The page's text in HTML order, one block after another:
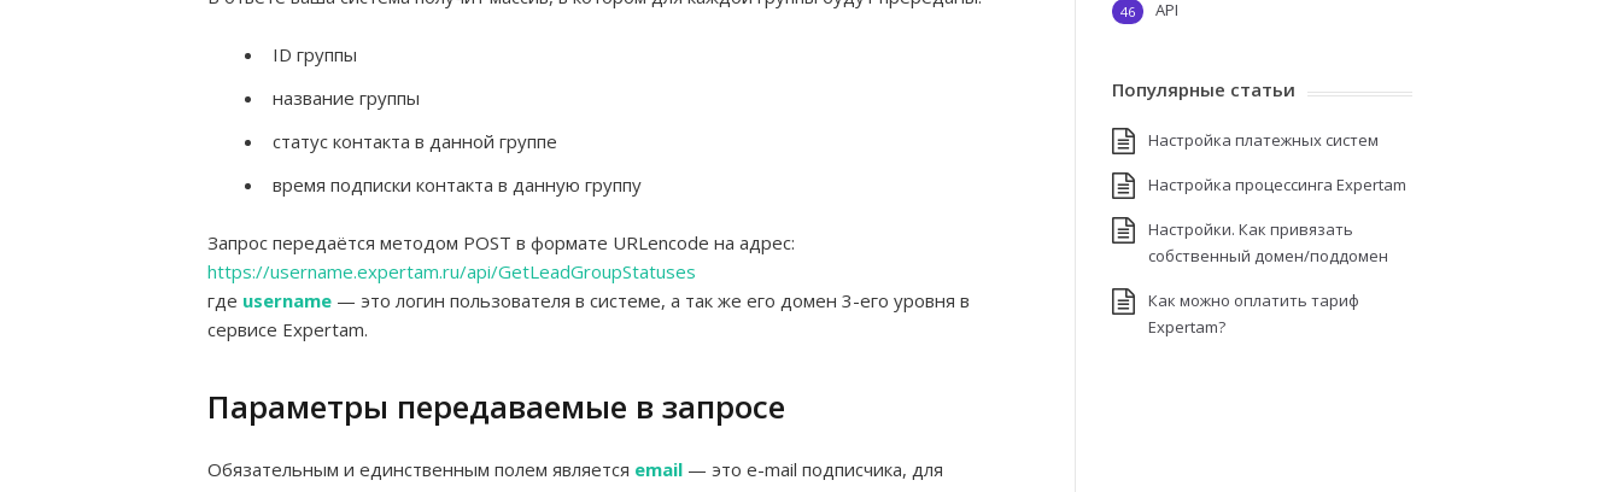
ID группы
название группы
статус контакта в данной группе
время подписки контакта в данную группу
Запрос передаётся методом POST в формате URLencode на адрес:
https://username.expertam.ru/api/GetLeadGroupStatuses
где username — это логин пользователя в системе, а так же его домен 3-его уровня в
сервисе Expertam.
Параметры передаваемые в запросе
Обязательным и единственным полем является email — это e-mail подписчика, для
API
46
Популярные статьи
Настройка платежных систем
Настройка процессинга Expertam
Настройки. Как привязать
собственный домен/поддомен
Как можно оплатить тариф
Expertam?